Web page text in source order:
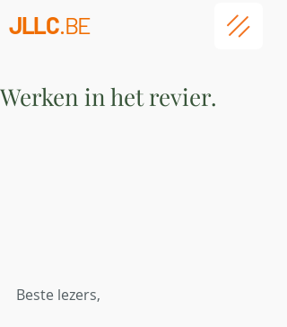
JLLC.BE
Werken in het revier.
Beste lezers,